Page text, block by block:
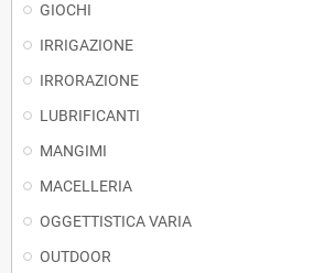
GIOCHI
IRRIGAZIONE
IRRORAZIONE
LUBRIFICANTI
MANGIMI
MACELLERIA
OGGETTISTICA VARIA
OUTDOOR